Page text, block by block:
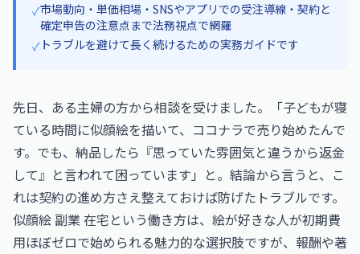
✓市場動向・単価相場・SNSやアプリでの受注導線・契約と
確定申告の注意点まで法務視点で網羅
✓ トラブルを避けて長く続けるための実務ガイドです
先日、ある主婦の方から相談を受けました。「子どもが寝
ている時間に似顔絵を描いて、ココナラで売り始めたんで
す。でも、納品したら『思っていた雰囲気と違うから返金
して』と言われて困っています」と。結論から言うと、こ
れは契約の進め方さえ整えておけば防げたトラブルです。
似顔絵 副業 在宅という働き方は、絵が好きな人が初期費
用ほぼゼロで始められる魅力的な選択肢ですが、報酬や著